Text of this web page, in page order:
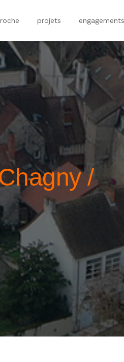
projets engagements
/